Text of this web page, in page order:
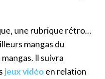
une rubrique rétro…
mangas du
Il suivra
jeux vidéo en relation